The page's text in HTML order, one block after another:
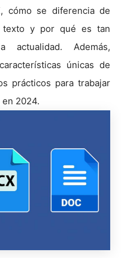
cómo se diferencia de
texto y por qué es tan
actualidad. Además,
únicas de
prácticos para trabajar
2024.